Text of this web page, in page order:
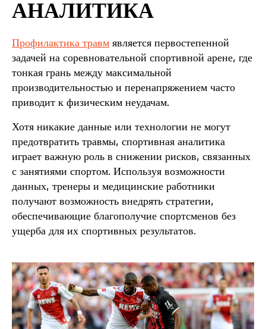
АНАЛИТИКА
Профилактика травм является первостепенной
задачей на соревновательной спортивной арене, где
тонкая грань между максимальной
производительностью и перенапряжением часто
приводит к физическим неудачам.
Хотя никакие данные или технологии не могут
предотвратить травмы, спортивная аналитика
играет важную роль в снижении рисков, связанных
с занятиями спортом. Используя возможности
данных, тренеры и медицинские работники
получают возможность внедрять стратегии,
обеспечивающие благополучие спортсменов без
ущерба для их спортивных результатов.